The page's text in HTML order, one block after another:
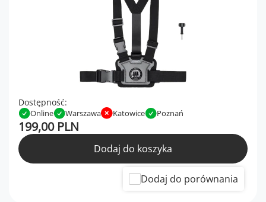
Dostępność:
Online Warszawa Katowice Poznań
199,00 PLN
Dodaj do koszyka
Dodaj do porównania